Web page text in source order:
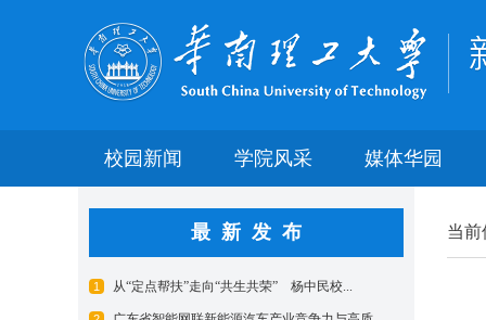
校园新闻 学院风采 媒体华园
最新发布 当前